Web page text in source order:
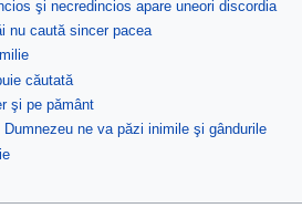
şi necredincios apare uneori discordia
nu caută sincer pacea
căutată
şi pe pământ
Dumnezeu ne va păzi inimile şi gândurile